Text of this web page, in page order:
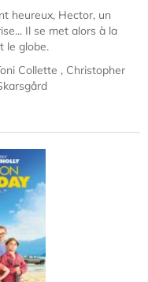
heureux, Hector, un
Il se met alors à la
le globe.
Collette , Christopher